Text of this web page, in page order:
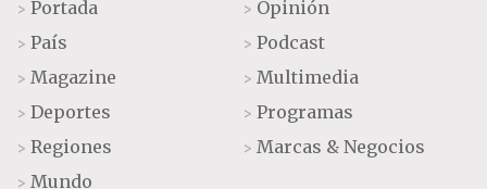
> Portada
> País
> Magazine
> Deportes
> Regiones
> Mundo
> Opinión
> Podcast
> Multimedia
> Programas
> Marcas & Negocios